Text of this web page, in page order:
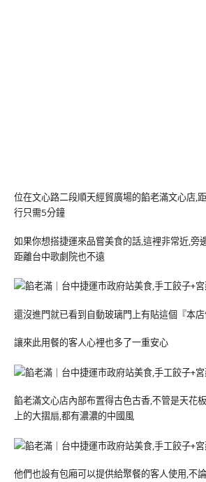
位在文心路二段順天經貿廣場的餡老滿文心店,
行只需5分鐘
如果你想搭捷運來品嘗美食的話,這裡非常近,旁
距離台中歌劇院也不遠
還沒進門就已看到自動玻璃門上有貼這個『本
讓來此用餐的客人心裡也多了一重安心
餡老滿文心店內部布置得古色古香,不管是天花
上的大摺扇,都有濃濃的中國風
他們也設有包廂可以提供給聚餐的客人使用,不